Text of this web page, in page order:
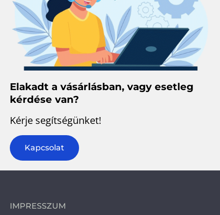
Elakadt a vásárlásban, vagy esetleg
kérdése van?
Kérje segítségünket!
Kapcsolat
IMPRESSZUM